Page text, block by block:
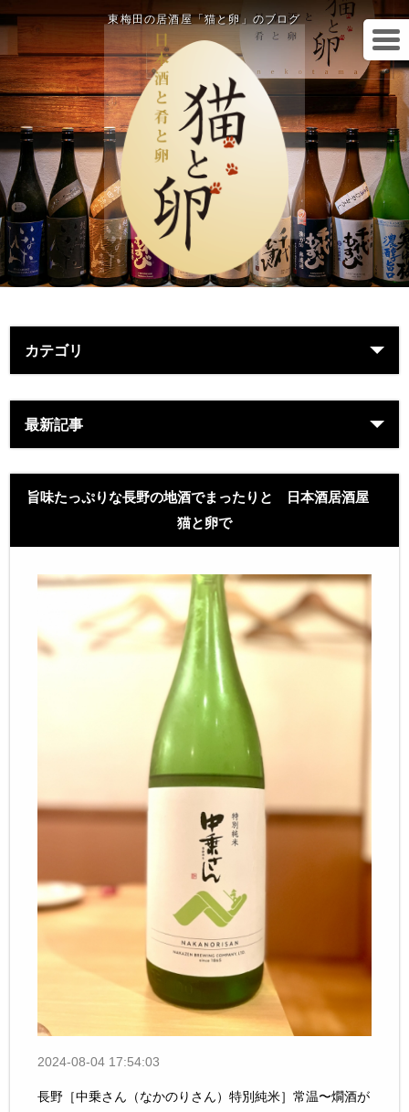
東梅田の居酒屋「猫と卵」のブログ
カテゴリ
最新記事
旨味たっぷりな長野の地酒でまったりと 日本酒居酒屋
猫と卵で
2024-08-04 17:54:03
長野［中乗さん（なかのりさん）特別純米］常温〜燗酒が